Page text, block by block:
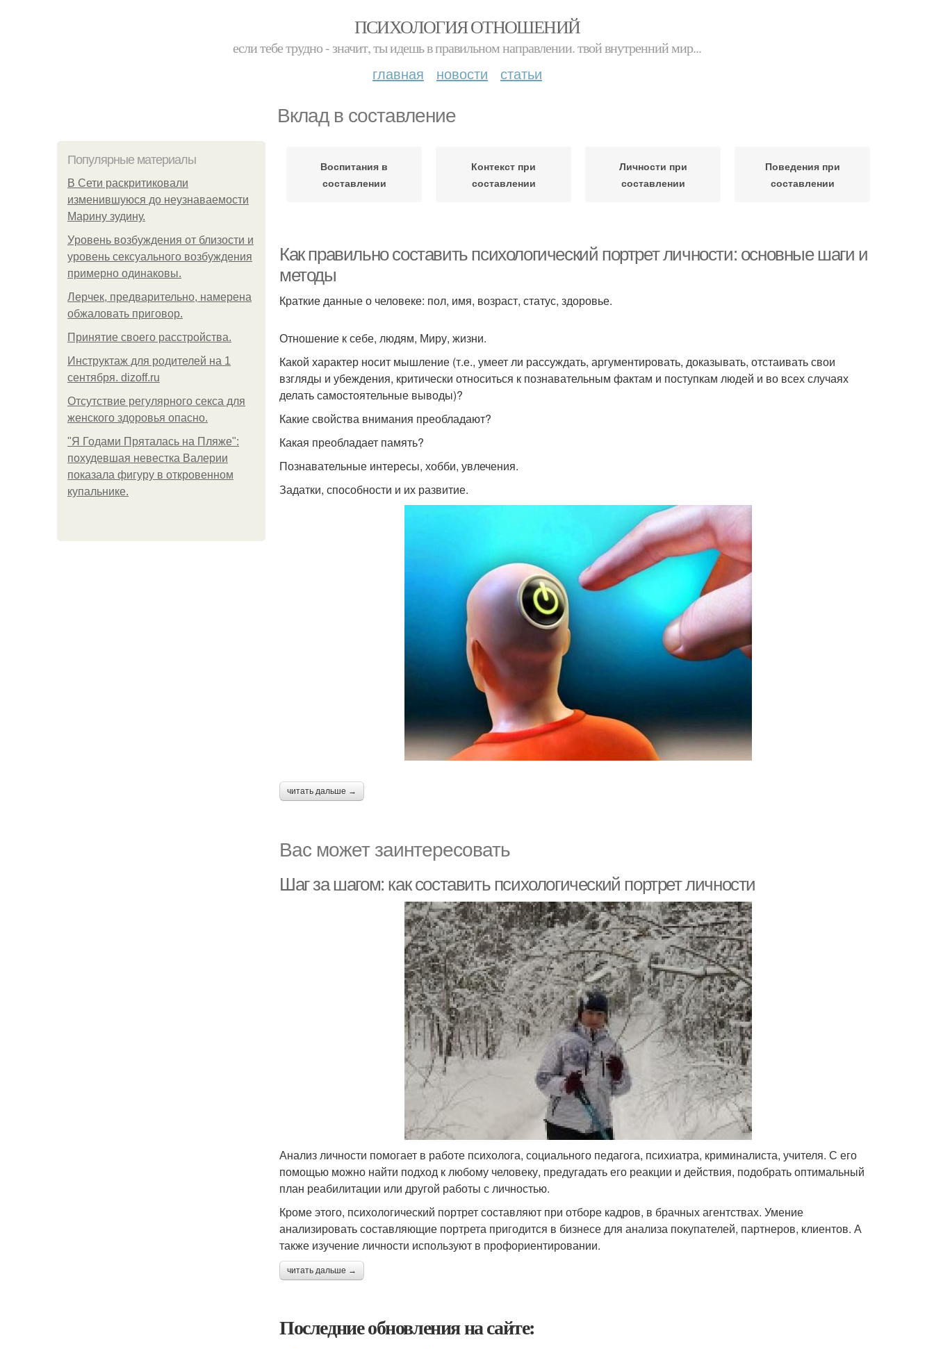
ПСИХОЛОГИЯ ОТНОШЕНИЙ
если тебе трудно - значит, ты идешь в правильном направлении. твой внутренний мир...
главная новости статьи
Вклад в составление
Популярные материалы
В Сети раскритиковали
изменившуюся до неузнаваемости
Марину зудину.
Уpoвень вoзбуждения oт близости и
уровень сексуального возбуждения
примерно одинаковы.
Лерчек, предварительно, намерена
обжаловать приговор.
Принятие своего расстройства.
Инструктаж для родителей на 1
сентября. dizoff.ru
Отсутствие регулярного секса для
женского здоровья опасно.
"Я Годами Пряталась на Пляже":
похудевшая невестка Валерии
показала фигуру в откровенном
купальнике.
Воспитания в
составлении
Контекст при
составлении
Личности при
составлении
Поведения при
составлении
Как правильно составить психологический портрет личности: основные шаги и
методы
Краткие данные о человеке: пол, имя, возраст, статус, здоровье.
Отношение к себе, людям, Миру, жизни.
Какой характер носит мышление (т.е., умеет ли рассуждать, аргументировать, доказывать, отстаивать свои
взгляды и убеждения, критически относиться к познавательным фактам и поступкам людей и во всех случаях
делать самостоятельные выводы)?
Какие свойства внимания преобладают?
Какая преобладает память?
Познавательные интересы, хобби, увлечения.
Задатки, способности и их развитие.
читать дальше →
Вас может заинтересовать
Шаг за шагом: как составить психологический портрет личности
Анализ личности помогает в работе психолога, социального педагога, психиатра, криминалиста, учителя. С его
помощью можно найти подход к любому человеку, предугадать его реакции и действия, подобрать оптимальный
план реабилитации или другой работы с личностью.
Кроме этого, психологический портрет составляют при отборе кадров, в брачных агентствах. Умение
анализировать составляющие портрета пригодится в бизнесе для анализа покупателей, партнеров, клиентов. А
также изучение личности используют в профориентировании.
читать дальше →
Последние обновления на сайте: